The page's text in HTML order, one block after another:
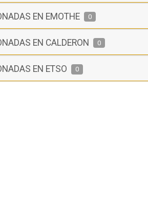
EN EMOTHE 0
EN CALDERON 0
EN ETSO 0